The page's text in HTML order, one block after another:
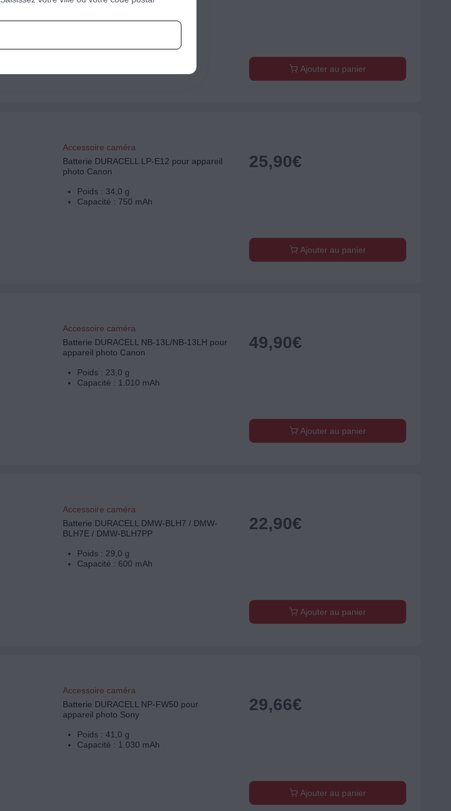
Capacité : 1.020 mAh
Ajouter au panier
Accessoire caméra
Batterie DURACELL LP-E12 pour appareil
photo Canon
Poids : 34,0 g
Capacité : 750 mAh
25,90€
Ajouter au panier
Accessoire caméra
Batterie DURACELL NB-13L/NB-13LH pour
appareil photo Canon
Poids : 23,0 g
Capacité : 1.010 mAh
49,90€
Ajouter au panier
Accessoire caméra
Batterie DURACELL DMW-BLH7 / DMW-
BLH7E / DMW-BLH7PP
Poids : 29,0 g
Capacité : 600 mAh
22,90€
Ajouter au panier
Accessoire caméra
Batterie DURACELL NP-FW50 pour
appareil photo Sony
Poids : 41,0 g
Capacité : 1.030 mAh
29,66€
Ajouter au panier